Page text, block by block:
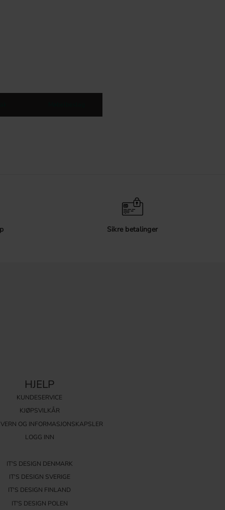
Sikre betalinger
HJELP
KUNDESERVICE
KJØPSVILKÅR
OG INFORMASJONSKAPSLER
LOGG INN
IT'S DESIGN DENMARK
IT'S DESIGN SVERIGE
IT'S DESIGN FINLAND
IT'S DESIGN POLEN